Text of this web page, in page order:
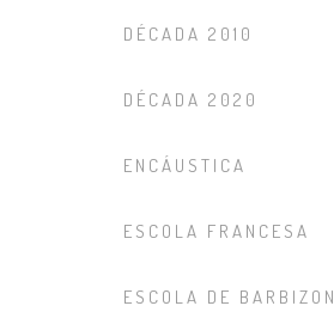
DÉCADA 2010
DÉCADA 2020
ENCÁUSTICA
ESCOLA FRANCESA
ESCOLA DE BARBIZON